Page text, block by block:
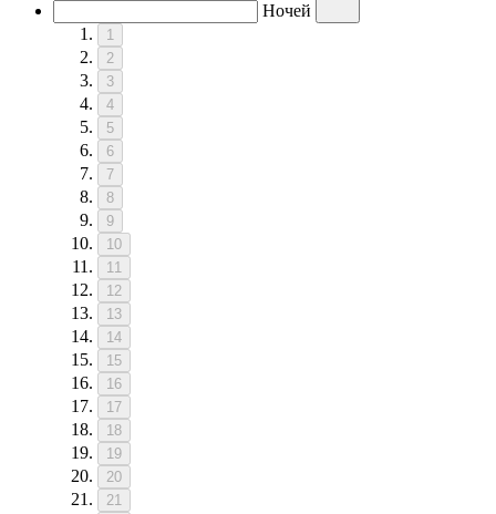
Ночей
1
2
3
4
5
6
7
8
9
10
11
12
13
14
15
16
17
18
19
20
21